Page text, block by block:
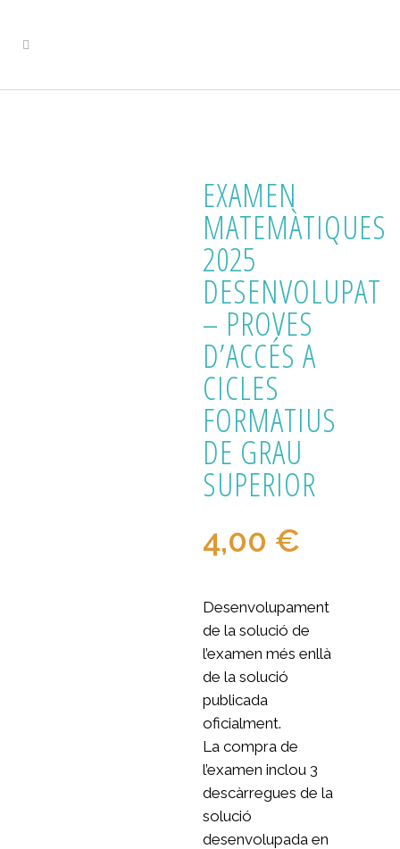
EXAMEN
MATEMÀTIQUES
2025
DESENVOLUPAT
– PROVES
D’ACCÉS A
CICLES
FORMATIUS
DE GRAU
SUPERIOR
4,00 €
Desenvolupament
de la solució de
l’examen més enllà
de la solució
publicada
oficialment.
La compra de
l’examen inclou 3
descàrregues de la
solució
desenvolupada en